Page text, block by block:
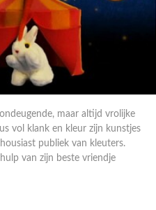
maar altijd vrolijke
vol klank en kleur zijn kunstjes
publiek van kleuters.
van zijn beste vriendje